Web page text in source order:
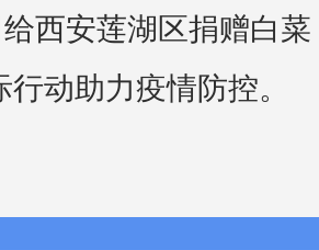
西安莲湖区捐赠白菜
动助力疫情防控。